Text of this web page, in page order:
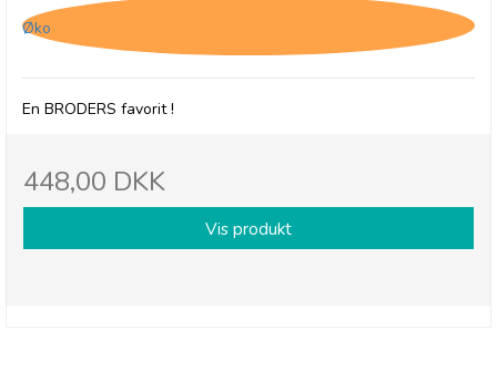
Øko
En BRODERS favorit !
448,00 DKK
Vis produkt